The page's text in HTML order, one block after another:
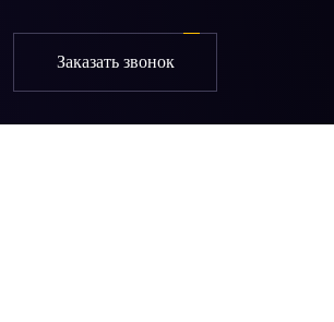
Заказать звонок